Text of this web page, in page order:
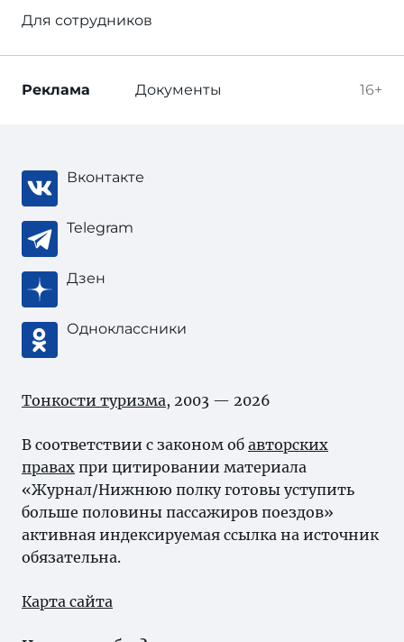
Для сотрудников
16+
Реклама Документы
Вконтакте
Telegram
Дзен
Одноклассники
Тонкости туризма, 2003 — 2026
В соответствии с законом об авторских
правах при цитировании материала
«Журнал/Нижнюю полку готовы уступить
больше половины пассажиров поездов»
активная индексируемая ссылка на источник
обязательна.
Карта сайта